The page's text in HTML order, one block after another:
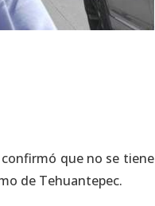
confirmó que no se tiene
de Tehuantepec.